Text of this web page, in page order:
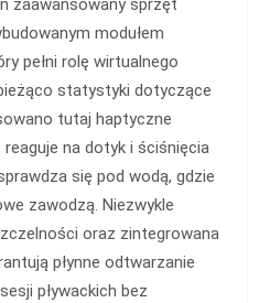
zaawansowany sprzęt
modułem
pełni rolę wirtualnego
statystyki dotyczące
tutaj haptyczne
na dotyk i ściśnięcia
się pod wodą, gdzie
zawodzą. Niezwykle
oraz zintegrowana
płynne odtwarzanie
pływackich bez